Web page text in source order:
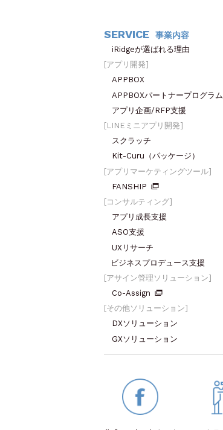
SERVICE 事業内容
iRidgeが選ばれる理由
アプリ開発
APPBOX
APPBOXパートナープログラム
アプリ企画/RFP支援
LINEミニアプリ開発
スクラッチ
Kit-Curu（パッケージ）
アプリマーケティングツール
FANSHIP
コンサルティング
アプリ成長支援
ASO支援
UXリサーチ
ビジネスプロデュース支援
アサイン管理ソリューション
Co-Assign
その他ソリューション
DXソリューション
GXソリューション